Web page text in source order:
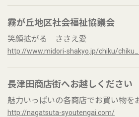
霧が丘地区社会福祉協議会
笑顔拡がる ささえ愛
http://www.midori-shakyo.jp/chiku/
長津田商店街へお越しください
魅力いっぱいの各商店でお買い物を
http://nagatsuta-syoutengai.com/